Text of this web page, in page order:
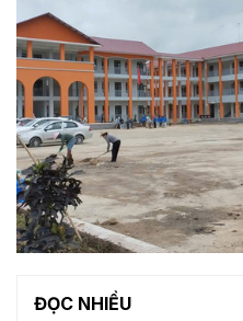
ĐỌC NHIỀU